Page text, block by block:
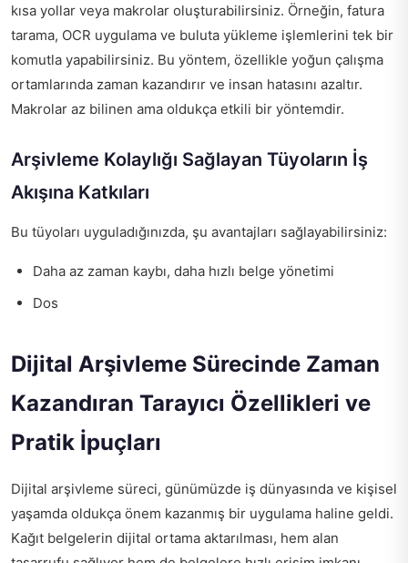
kısa yollar veya makrolar oluşturabilirsiniz. Örneğin, fatura
tarama, OCR uygulama ve buluta yükleme işlemlerini tek bir
komutla yapabilirsiniz. Bu yöntem, özellikle yoğun çalışma
ortamlarında zaman kazandırır ve insan hatasını azaltır.
Makrolar az bilinen ama oldukça etkili bir yöntemdir.
Arşivleme Kolaylığı Sağlayan Tüyoların İş
Akışına Katkıları
Bu tüyoları uyguladığınızda, şu avantajları sağlayabilirsiniz:
Daha az zaman kaybı, daha hızlı belge yönetimi
Dos
Dijital Arşivleme Sürecinde Zaman
Kazandıran Tarayıcı Özellikleri ve
Pratik İpuçları
Dijital arşivleme süreci, günümüzde iş dünyasında ve kişisel
yaşamda oldukça önem kazanmış bir uygulama haline geldi.
Kağıt belgelerin dijital ortama aktarılması, hem alan